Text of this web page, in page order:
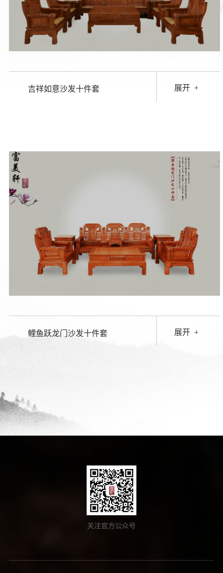
吉祥如意沙发十件套 展开 +
鲤鱼跃龙门沙发十件套 展开 +
关注官方公众号